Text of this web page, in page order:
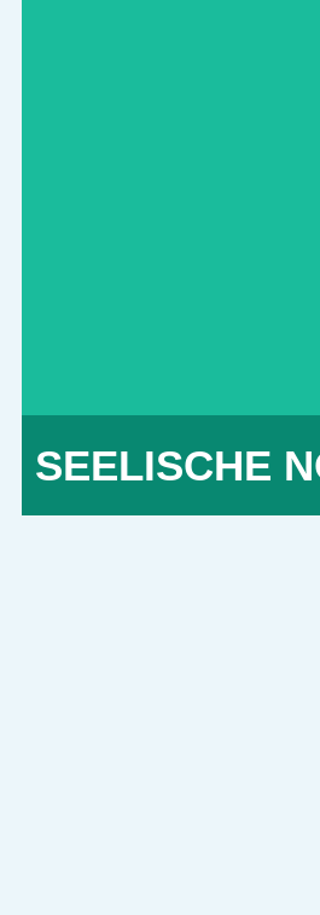
SEELISCHE
informieren und
Kurse in Mental
(MHFA) sind